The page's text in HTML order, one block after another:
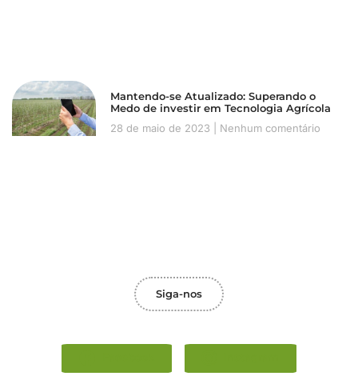
Mantendo-se Atualizado: Superando o
Medo de investir em Tecnologia Agrícola
28 de maio de 2023
Nenhum comentário
Siga-nos